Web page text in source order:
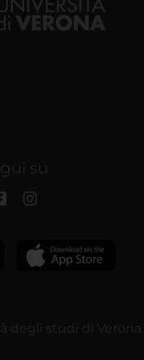
su
degli studi di Verona